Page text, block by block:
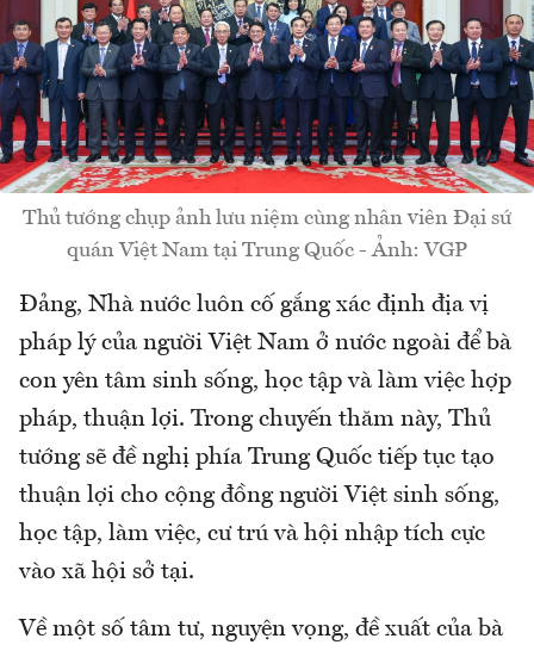
Thủ tướng chụp ảnh lưu niệm cùng nhân viên Đại sứ
quán Việt Nam tại Trung Quốc - Ảnh: VGP
Đảng, Nhà nước luôn cố gắng xác định địa vị
pháp lý của người Việt Nam ở nước ngoài để bà
con yên tâm sinh sống, học tập và làm việc hợp
pháp, thuận lợi. Trong chuyến thăm này, Thủ
tướng sẽ đề nghị phía Trung Quốc tiếp tục tạo
thuận lợi cho cộng đồng người Việt sinh sống,
học tập, làm việc, cư trú và hội nhập tích cực
vào xã hội sở tại.
Về một số tâm tư, nguyện vọng, đề xuất của bà